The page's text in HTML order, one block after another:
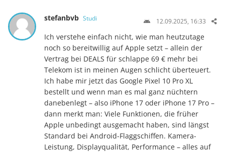
stefanbvb Studi 12.09.2025, 16:33
Ich verstehe einfach nicht, wie man heutzutage
noch so bereitwillig auf Apple setzt – allein der
Vertrag bei DEALS für schlappe 69 € mehr bei
Telekom ist in meinen Augen schlicht überteuert.
Ich habe mir jetzt das Google Pixel 10 Pro XL
bestellt und wenn man es mal ganz nüchtern
danebenlegt – also iPhone 17 oder iPhone 17 Pro –
dann merkt man: Viele Funktionen, die früher
Apple unbedingt ausgemacht haben, sind längst
Standard bei Android-Flaggschiffen. Kamera-
Leistung, Displayqualität, Performance – alles auf